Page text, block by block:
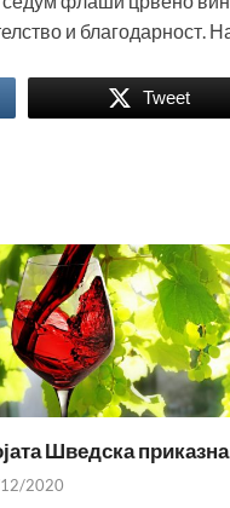
и благодарност.
Tweet
Шведска приказна
2020